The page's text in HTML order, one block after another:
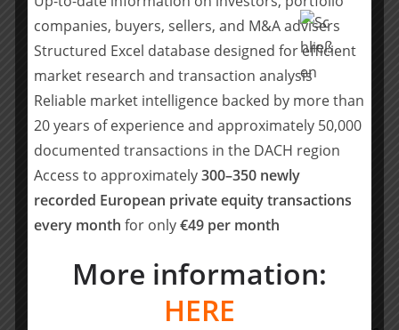
Prisca Nickolay, Senior Associate (M&A,
Corporate), München
Tax
Dr. Melanie Köstler, Associate Partner,
Steuerberaterin (M&A Tax), Nürnberg
Sophie Dinkelmeyer, Steuerassistentin (M&A Tax),
Nürnberg
Teilen mit:
Teilen
companies, buyers, sellers, and M&A advisers
Structured Excel database designed for efficient
market research and transaction analysis
Reliable market intelligence backed by more than
20 years of experience and approximately 50,000
documented transactions in the DACH region
Access to approximately300–350 newly
recorded European private equity transactions
every month for only€49 per month
More information:
HERE